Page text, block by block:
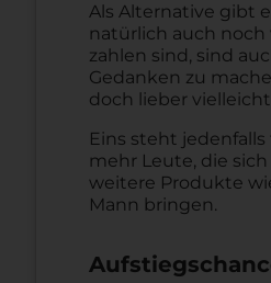
Als Alternative gibt
natürlich auch noch
zahlen sind, sind
Gedanken zu
doch lieber
Eins steht
mehr Leute, die sich
weitere Produkte
Mann bringen.